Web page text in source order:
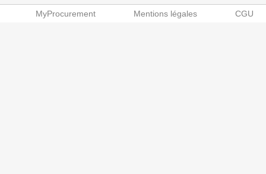
MyProcurement Mentions légales CGU